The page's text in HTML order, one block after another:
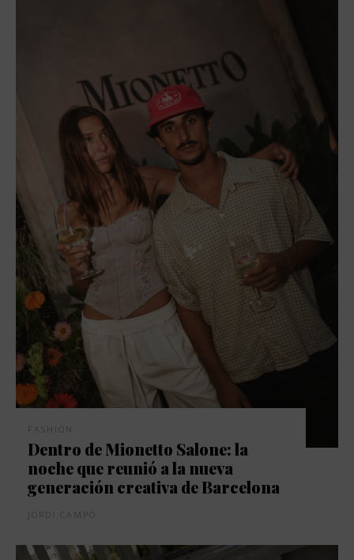
FASHION
Dentro de Mionetto Salone: la
noche que reunió a la nueva
generación creativa de Barcelona
JORDI CAMPO